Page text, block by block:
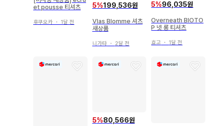
et pousse 티셔츠
후쿠오카 ・ 1달 전
5%199,536원
Vlas Blomme 셔츠
새상품
니가타・ 2달 전
5%96,035원
Overneath BIOTO
P 넷 롱 티셔츠
효고 ・ 1달 전
5%80,566원